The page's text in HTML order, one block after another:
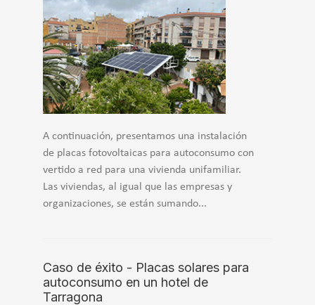
A continuación, presentamos una instalación
de placas fotovoltaicas para autoconsumo con
vertido a red para una vivienda unifamiliar.
Las viviendas, al igual que las empresas y
organizaciones, se están sumando...
Caso de éxito - Placas solares para
autoconsumo en un hotel de
Tarragona